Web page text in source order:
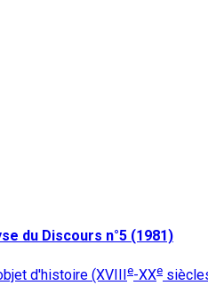
du Discours n°5 (1981)
d'histoire (XVIIIe-XXe